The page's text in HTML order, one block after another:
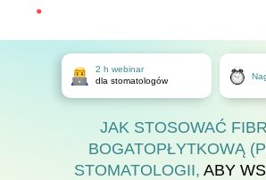
2 h webinar
dla stomatologów
JAK STOSOWAĆ
BOGATOPŁYTKOWĄ
STOMATOLOGII, ABY